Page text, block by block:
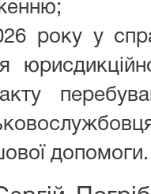
року у
допомоги.